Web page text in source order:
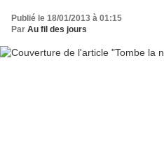
Publié le 18/01/2013 à 01:15
Par Au fil des jours